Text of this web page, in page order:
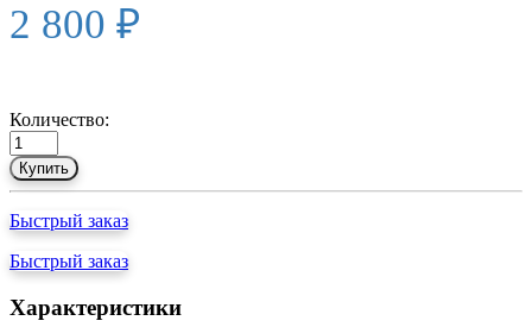
2 800 ₽
Количество:
Купить
Быстрый заказ
Быстрый заказ
Характеристики